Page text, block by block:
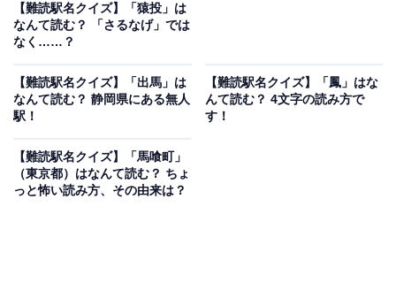
【難読駅名クイズ】「猿投」は
なんて読む？ 「さるなげ」では
なく……？
【難読駅名クイズ】「出馬」は
なんて読む？ 静岡県にある無人
駅！
【難読駅名クイズ】「鳳」はな
んて読む？ 4文字の読み方で
す！
【難読駅名クイズ】「馬喰町」
（東京都）はなんて読む？ ちょ
っと怖い読み方、その由来は？